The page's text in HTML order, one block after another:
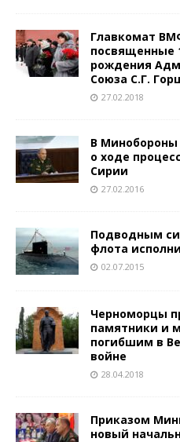
Главкомат
посвященные
рождения
Союза С.Г.
27.02.2018
В
о ходе
Сирии
27.02.2016
Подводным
флота
02.07.2015
Черноморцы
памятники и
погибшим в
войне
28.04.2018
Приказом
новый